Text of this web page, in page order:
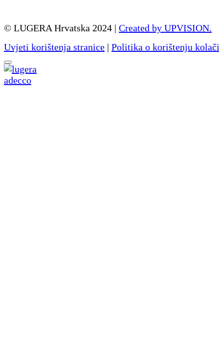
© LUGERA Hrvatska 2024 | Created by UPVISION.
Uvjeti korištenja stranice | Politika o korištenju